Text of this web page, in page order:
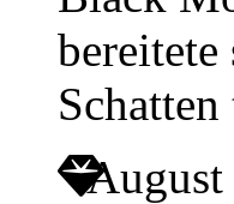
bereitete
August